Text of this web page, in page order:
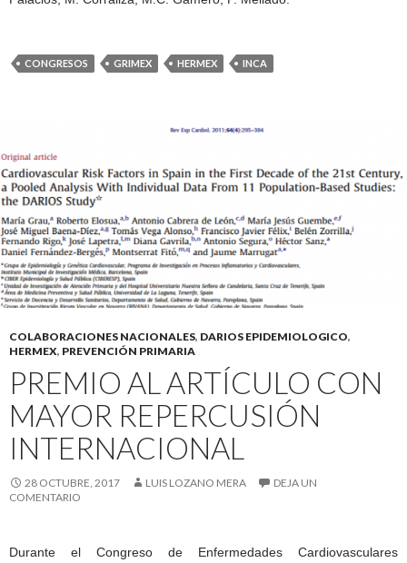
CONGRESOS GRIMEX HERMEX INCA
COLABORACIONES NACIONALES, DARIOS EPIDEMIOLOGICO,
HERMEX, PREVENCIÓN PRIMARIA
PREMIO AL ARTÍCULO CON
MAYOR REPERCUSIÓN
INTERNACIONAL
28 OCTUBRE, 2017 LUIS LOZANO MERA
DEJA UN
COMENTARIO
Durante el Congreso de Enfermedades Cardiovasculares